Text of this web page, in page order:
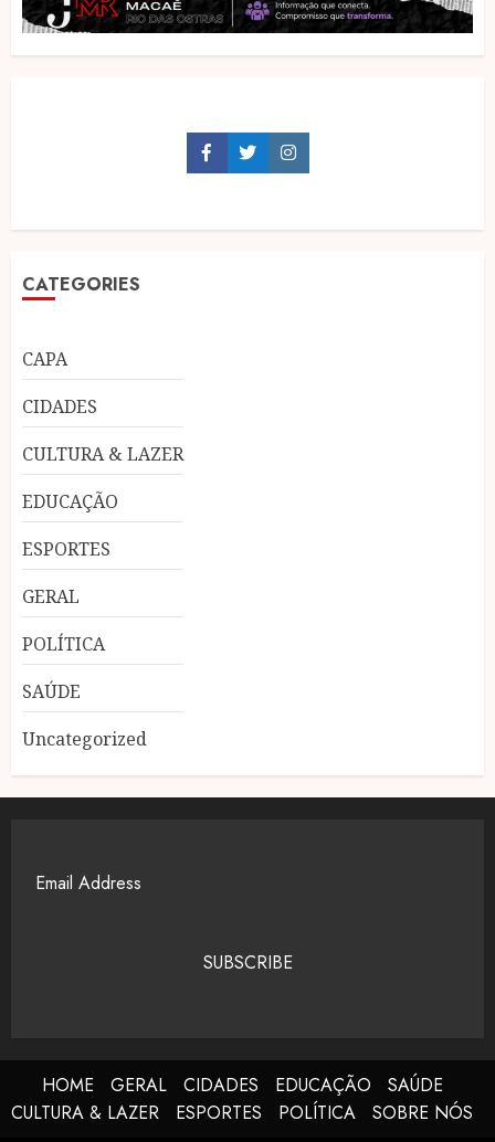
FacebookTwitterInstagram
CATEGORIES
CAPA
CIDADES
CULTURA & LAZER
EDUCAÇÃO
ESPORTES
GERAL
POLÍTICA
SAÚDE
Uncategorized
SUBSCRIBE
HOME GERAL CIDADES EDUCAÇÃO
SAÚDE
CULTURA & LAZER
ESPORTES POLÍTICA SOBRE NÓS